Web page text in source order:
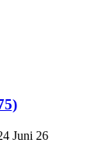
Juni 26